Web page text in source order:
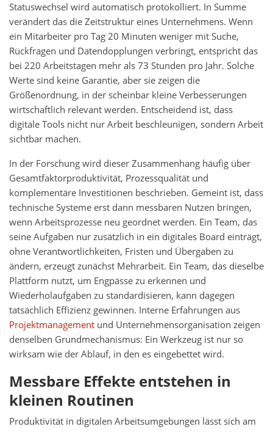
Statuswechsel wird automatisch protokolliert. In Summe
verändert das die Zeitstruktur eines Unternehmens. Wenn
ein Mitarbeiter pro Tag 20 Minuten weniger mit Suche,
Rückfragen und Datendopplungen verbringt, entspricht das
bei 220 Arbeitstagen mehr als 73 Stunden pro Jahr. Solche
Werte sind keine Garantie, aber sie zeigen die
Größenordnung, in der scheinbar kleine Verbesserungen
wirtschaftlich relevant werden. Entscheidend ist, dass
digitale Tools nicht nur Arbeit beschleunigen, sondern Arbeit
sichtbar machen.
In der Forschung wird dieser Zusammenhang häufig über
Gesamtfaktorproduktivität, Prozessqualität und
komplementäre Investitionen beschrieben. Gemeint ist, dass
technische Systeme erst dann messbaren Nutzen bringen,
wenn Arbeitsprozesse neu geordnet werden. Ein Team, das
seine Aufgaben nur zusätzlich in ein digitales Board einträgt,
ohne Verantwortlichkeiten, Fristen und Übergaben zu
ändern, erzeugt zunächst Mehrarbeit. Ein Team, das dieselbe
Plattform nutzt, um Engpässe zu erkennen und
Wiederholaufgaben zu standardisieren, kann dagegen
tatsächlich Effizienz gewinnen. Interne Erfahrungen aus
Projektmanagement und Unternehmensorganisation zeigen
denselben Grundmechanismus: Ein Werkzeug ist nur so
wirksam wie der Ablauf, in den es eingebettet wird.
Messbare Effekte entstehen in
kleinen Routinen
Produktivität in digitalen Arbeitsumgebungen lässt sich am